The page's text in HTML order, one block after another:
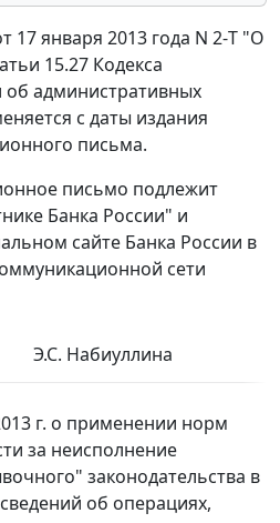
17 января 2013 года N 2-Т "О
15.27 Кодекса
административных
с даты издания
письма.
письмо подлежит
Банка России" и
сайте Банка России в
сети
Э.С. Набиуллина
г. о применении норм
за неисполнение
законодательства в
об операциях,